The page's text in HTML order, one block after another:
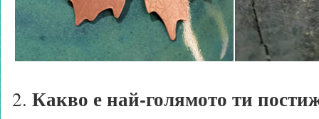
Какво е най-голямото ти